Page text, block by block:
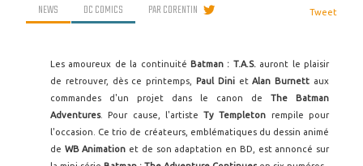
NEWS DC COMICS PARCORENTIN Tweet
Les amoureux de la continuité Batman : T.A.S. auront le plaisir
de retrouver, dès ce printemps, Paul DinietAlan Burnett aux
commandes d'un projet dans le canon de The Batman
Adventures. Pour cause, l'artisteTy Templeton rempile pour
l'occasion. Ce trio de créateurs, emblématiques du dessin animé
de WB Animation et de son adaptation en BD, est annoncé sur